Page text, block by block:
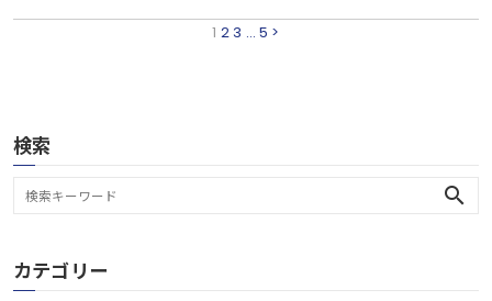
1 2 3 … 5 >
検索
search
カテゴリー